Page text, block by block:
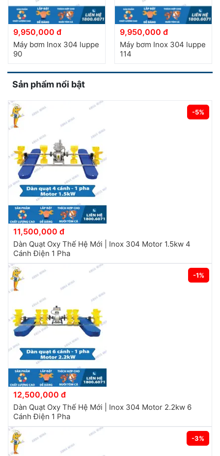
9,950,000 đ
Máy bơm Inox 304 luppe
90
9,950,000 đ
Máy bơm Inox 304 luppe
114
Sản phẩm nổi bật
-5%
11,500,000 đ
Dàn Quạt Oxy Thế Hệ Mới | Inox 304 Motor 1.5kw 4
Cánh Điện 1 Pha
-1%
12,500,000 đ
Dàn Quạt Oxy Thế Hệ Mới | Inox 304 Motor 2.2kw 6
Cánh Điện 1 Pha
-3%